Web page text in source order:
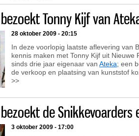
Tonny Kijf van
28 oktober 2009 - 20:15
In deze voorlopig laatste aflevering van
kennis maken met Tonny Kijf uit Nieuwe
sinds drie jaar eigenaar van Ateka; een
de verkoop en plaatsing van kunststof
>>
de
3 oktober 2009 - 17:00